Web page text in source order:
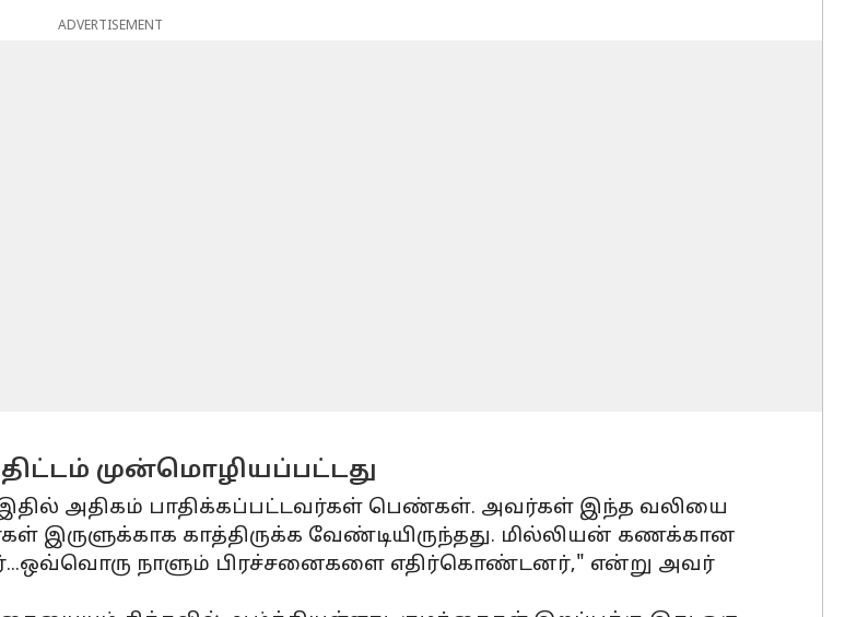
ADVERTISEMENT
முன்மொழியப்பட்டது
அதிகம் பாதிக்கப்பட்டவர்கள் பெண்கள். அவர்கள் இந்த வலியை
இருளுக்காக காத்திருக்க வேண்டியிருந்தது. மில்லியன் கணக்கான
நாளும் பிரச்சனைகளை எதிர்கொண்டனர்," என்று அவர்